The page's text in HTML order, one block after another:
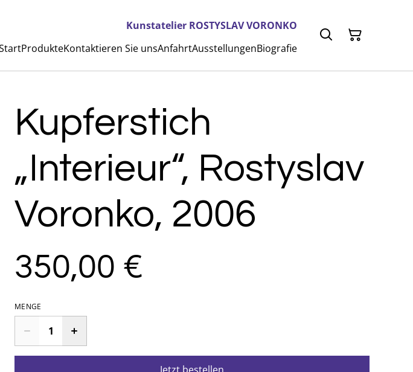
Kunstatelier ROSTYSLAV VORONKO
ProdukteKontaktieren Sie unsAnfahrtAusstellungenBiografie
Kupferstich
„Interieur“, Rostyslav
Voronko, 2006
350,00 €
MENGE